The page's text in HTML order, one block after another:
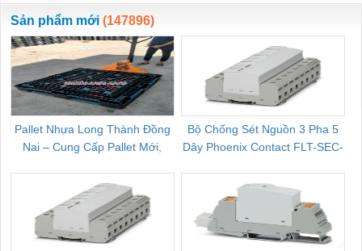
ewara
CHUA CHAY
Sản phẩm mới (147896)
Pallet Nhựa Long Thành Đồng
Nai – Cung Cấp Pallet Mới,
Bộ Chống Sét Nguồn 3 Pha 5
Dây Phoenix Contact FLT-SEC-